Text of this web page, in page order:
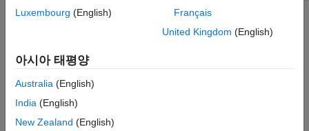
Luxembourg (English)
Français
United Kingdom (English)
아시아 태평양
Australia (English)
India (English)
New Zealand (English)